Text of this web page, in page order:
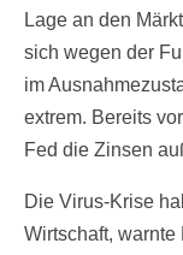
Lage an den
sich wegen der
im
extrem. Bereits
Fed die Zinsen
Die Virus-Krise
Wirtschaft,